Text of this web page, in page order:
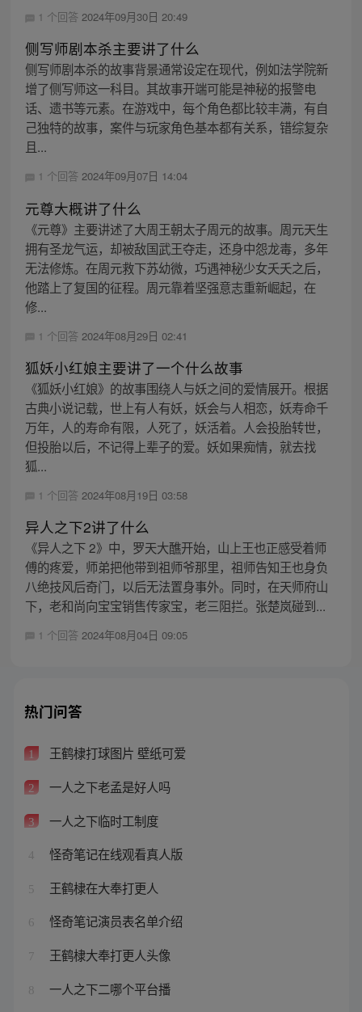
1 个回答 2024年09月30日 20:49
侧写师剧本杀主要讲了什么
侧写师剧本杀的故事背景通常设定在现代，例如法学院新
增了侧写师这一科目。其故事开端可能是神秘的报警电
话、遗书等元素。在游戏中，每个角色都比较丰满，有自
己独特的故事，案件与玩家角色基本都有关系，错综复杂
且...
1 个回答 2024年09月07日 14:04
元尊大概讲了什么
《元尊》主要讲述了大周王朝太子周元的故事。周元天生
拥有圣龙气运，却被敌国武王夺走，还身中怨龙毒，多年
无法修炼。在周元救下苏幼微，巧遇神秘少女夭夭之后，
他踏上了复国的征程。周元靠着坚强意志重新崛起，在
修...
1 个回答 2024年08月29日 02:41
狐妖小红娘主要讲了一个什么故事
《狐妖小红娘》的故事围绕人与妖之间的爱情展开。根据
古典小说记载，世上有人有妖，妖会与人相恋，妖寿命千
万年，人的寿命有限，人死了，妖活着。人会投胎转世，
但投胎以后，不记得上辈子的爱。妖如果痴情，就去找
狐...
1 个回答 2024年08月19日 03:58
异人之下2讲了什么
《异人之下 2》中，罗天大醮开始，山上王也正感受着师
傅的疼爱，师弟把他带到祖师爷那里，祖师告知王也身负
八绝技风后奇门，以后无法置身事外。同时，在天师府山
下，老和尚向宝宝销售传家宝，老三阻拦。张楚岚碰到...
1 个回答 2024年08月04日 09:05
热门问答
1 王鹤棣打球图片 壁纸可爱
2 一人之下老孟是好人吗
3 一人之下临时工制度
4 怪奇笔记在线观看真人版
5 王鹤棣在大奉打更人
6 怪奇笔记演员表名单介绍
7 王鹤棣大奉打更人头像
8 一人之下二哪个平台播